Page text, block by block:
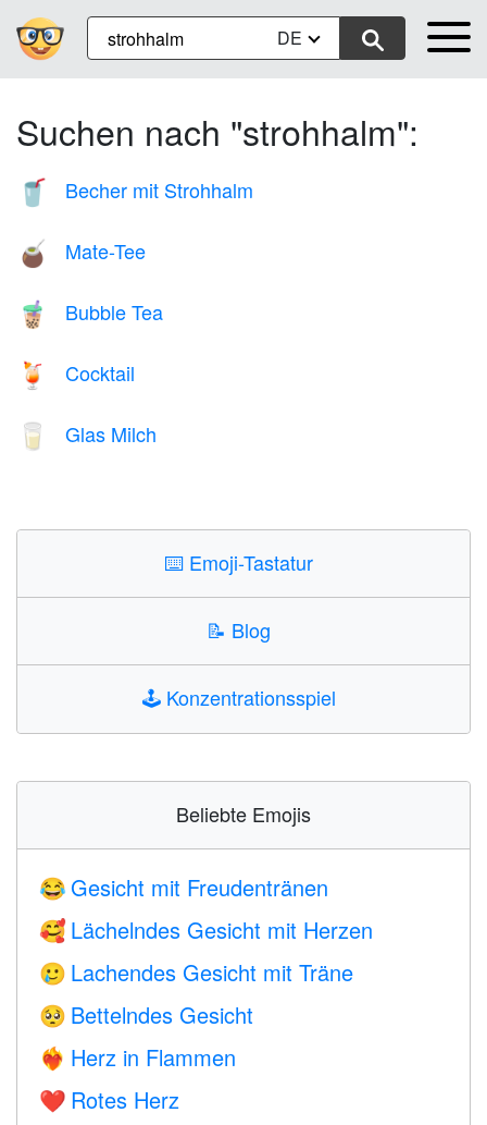
DE
Suchen nach "strohhalm":
🥤 Becher mit Strohhalm
🧉 Mate-Tee
🧋 Bubble Tea
🍹 Cocktail
🥛 Glas Milch
⌨️ Emoji-Tastatur
📝 Blog
🕹️ Konzentrationsspiel
Beliebte Emojis
😂 Gesicht mit Freudentränen
🥰 Lächelndes Gesicht mit Herzen
🥲 Lachendes Gesicht mit Träne
🥺 Bettelndes Gesicht
❤️‍🔥 Herz in Flammen
❤️ Rotes Herz